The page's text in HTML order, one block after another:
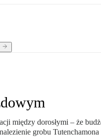
między dorosłymi – że
grobu Tutenchamona